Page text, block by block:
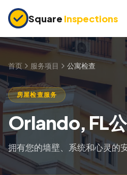
Square Inspections
买卖双方
购房前检查
新建房屋
11个月保修检查
公寓检查
上市前检查
投资房产
首页 服务项目 公寓检查
房屋检查服务
Orlando, FL
拥有您的墙壁、系统和心灵的